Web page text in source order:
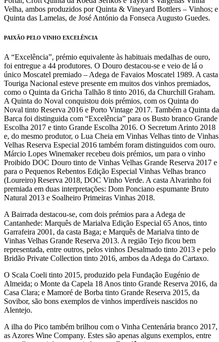
Velha, ambos produzidos por Quinta & Vineyard Bottlers – Vinhos; e
Quinta das Lamelas, de José António da Fonseca Augusto Guedes.
PAIXÃO PELO VINHO EXCELÊNCIA
A “Excelência”, prémio equivalente às habituais medalhas de ouro,
foi entregue a 44 produtores. O Douro destacou-se e veio de lá o
único Moscatel premiado – Adega de Favaios Moscatel 1989. A casta
Touriga Nacional esteve presente em muitos dos vinhos premiados,
como o Quinta da Gricha Talhão 8 tinto 2016, da Churchill Graham.
A Quinta do Noval conquistou dois prémios, com os Quinta do
Noval tinto Reserva 2016 e Porto Vintage 2017. Também a Quinta da
Barca foi distinguida com “Excelência” para os Busto branco Grande
Escolha 2017 e tinto Grande Escolha 2016. O Secretum Arinto 2018
e, do mesmo produtor, o Lua Cheia em Vinhas Velhas tinto de Vinhas
Velhas Reserva Especial 2016 também foram distinguidos com ouro.
Márcio Lopes Winemaker recebeu dois prémios, um para o vinho
Proibido DOC Douro tinto de Vinhas Velhas Grande Reserva 2017 e
para o Pequenos Rebentos Edição Especial Vinhas Velhas branco
(Loureiro) Reserva 2018, DOC Vinho Verde. A casta Alvarinho foi
premiada em duas interpretações: Dom Ponciano espumante Bruto
Natural 2013 e Soalheiro Primeiras Vinhas 2018.
A Bairrada destacou-se, com dois prémios para a Adega de
Cantanhede: Marquês de Marialva Edição Especial 65 Anos, tinto
Garrafeira 2001, da casta Baga; e Marquês de Marialva tinto de
Vinhas Velhas Grande Reserva 2013. A região Tejo ficou bem
representada, entre outros, pelos vinhos Desalmado tinto 2013 e pelo
Bridão Private Collection tinto 2016, ambos da Adega do Cartaxo.
O Scala Coeli tinto 2015, produzido pela Fundação Eugénio de
Almeida; o Monte da Capela 18 Anos tinto Grande Reserva 2016, da
Casa Clara; e Mamoré de Borba tinto Grande Reserva 2015, da
Sovibor, são bons exemplos de vinhos imperdíveis nascidos no
Alentejo.
A ilha do Pico também brilhou com o Vinha Centenária branco 2017,
as Azores Wine Company. Estes são apenas alguns exemplos, entre